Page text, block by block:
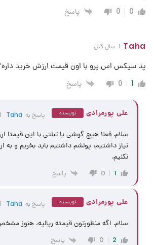
0
0 پاسخ
Taha 1 سال قبل
پد سیکس اس پرو با اون قیمت ارزش خرید
1
0 پاسخ
علی پورمرادی نویسنده پاسخ به Taha
1
سلام. فعلا هیچ گوشی یا تبلتی با این قیمتا
نیاز داشتیم، پولشم داشتیم باید بخریم و
نکنیم.
1
0 پاسخ
علی پورمرادی نویسنده پاسخ به Taha
1
سلام. اگه منظورتون قیمته ریالیه، هنوز
2
0 پاسخ